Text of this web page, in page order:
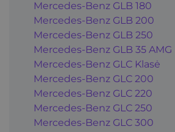
Mercedes-Benz GLB 180
Mercedes-Benz GLB 200
Mercedes-Benz GLB 250
Mercedes-Benz GLB 35 AMG
Mercedes-Benz GLC Klasė
Mercedes-Benz GLC 200
Mercedes-Benz GLC 220
Mercedes-Benz GLC 250
Mercedes-Benz GLC 300